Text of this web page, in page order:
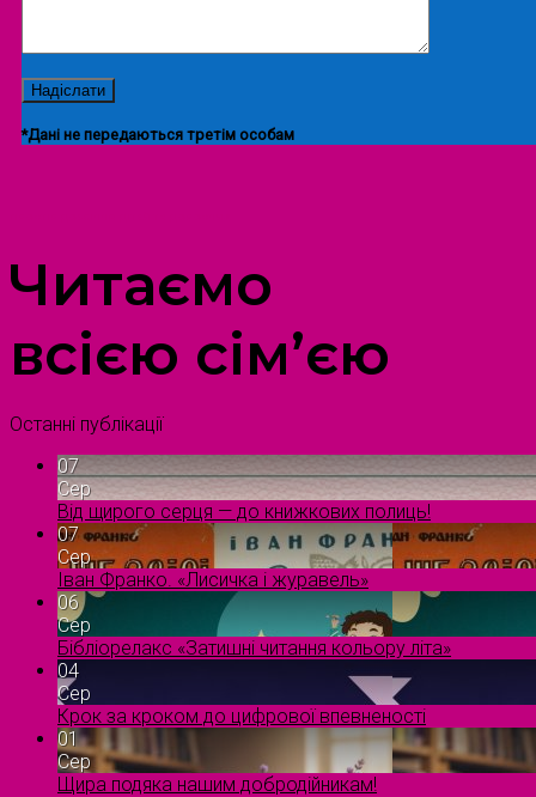
*Дані не передаються третім особам
Читаємо
всією сім’єю
Останні публікації
07
Сер
Від щирого серця — до книжкових полиць!
07
Сер
Іван Франко. «Лисичка і журавель»
06
Сер
Бібліорелакс «Затишні читання кольору літа»
04
Сер
Крок за кроком до цифрової впевненості
01
Сер
Щира подяка нашим добродійникам!